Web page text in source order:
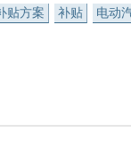
贴方案 补贴 电动